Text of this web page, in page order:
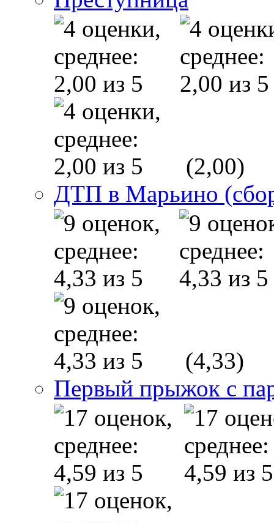
(2,00)
ДТП в Марьино
(4,33)
Первый прыжок с